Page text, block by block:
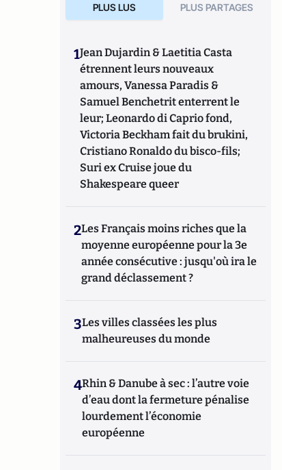
PLUS LUS PLUS PARTAGES
1Jean Dujardin & Laetitia Casta
étrennent leurs nouveaux
amours, Vanessa Paradis &
Samuel Benchetrit enterrent le
leur; Leonardo di Caprio fond,
Victoria Beckham fait du brukini,
Cristiano Ronaldo du bisco-fils;
Suri ex Cruise joue du
Shakespeare queer
2Les Français moins riches que la
moyenne européenne pour la 3e
année consécutive : jusqu'où ira le
grand déclassement ?
3Les villes classées les plus
malheureuses du monde
4Rhin & Danube à sec : l’autre voie
d’eau dont la fermeture pénalise
lourdement l’économie
européenne